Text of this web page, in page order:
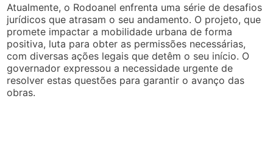
Atualmente, o Rodoanel enfrenta uma série de desafios
jurídicos que atrasam o seu andamento. O projeto, que
promete impactar a mobilidade urbana de forma
positiva, luta para obter as permissões necessárias,
com diversas ações legais que detêm o seu início. O
governador expressou a necessidade urgente de
resolver estas questões para garantir o avanço das
obras.